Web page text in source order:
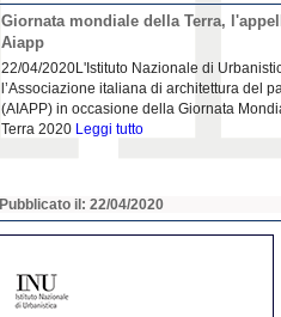
Giornata mondiale della Terra,
Aiapp
22/04/2020L'Istituto Nazionale di
l’Associazione italiana di architettura del
(AIAPP) in occasione della Giornata
Terra 2020 Leggi tutto
Pubblicato il: 22/04/2020